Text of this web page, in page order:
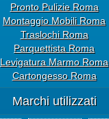
Pronto Pulizie Roma
Montaggio Mobili Roma
Traslochi Roma
Parquettista Roma
Levigatura Marmo Roma
Cartongesso Roma
Marchi utilizzati